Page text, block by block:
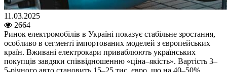
11.03.2025
2664
Ринок електромобілів в Україні показує стабільне зростання,
особливо в сегменті імпортованих моделей з європейських
країн. Вживані електрокари приваблюють українських
покупців завдяки співвідношенню «ціна–якість». Вартість 3–
5-річного авто становить 15–25 тис. євро, що на 40–50%